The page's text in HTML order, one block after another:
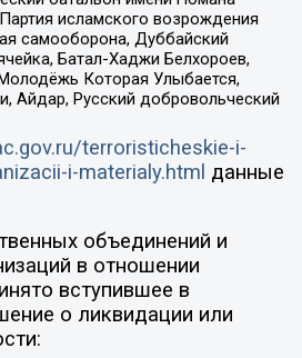
исламского возрождения
самооборона, Дуббайский
Батал-Хаджи Белхороев,
Которая Улыбается,
Айдар, Русский добровольческий
terroristicheskie-i-
i-materialy.html данные
объединений и
в отношении
вступившее в
о ликвидации или